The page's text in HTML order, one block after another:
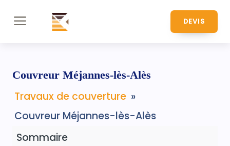
DEVIS
Couvreur Méjannes-lès-Alès
Travaux de couverture »
Couvreur Méjannes-lès-Alès
Sommaire